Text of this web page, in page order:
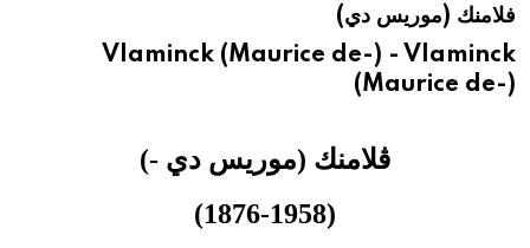
هيئة الموسوعة العربية تطلق موسوعات جديدة في عام 2026
فلامنك (موريس دي)
Vlaminck (Maurice de-) - Vlaminck
(Maurice de-)
ڤلامنك (موريس دي -)
(1876-1958)